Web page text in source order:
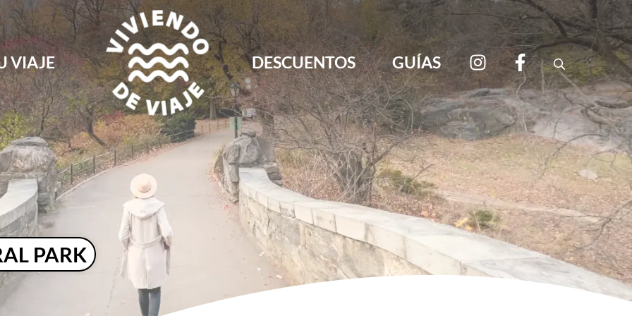
VIAJE
Viviendo de Viaje
Blog de viajes, rutas, guías y consejos para viajar por libre
DESCUENTOS GUÍAS Search
PARK